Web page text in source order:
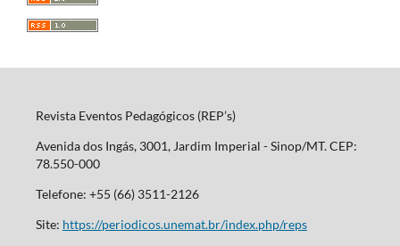
Revista Eventos Pedagógicos (REP’s)
Avenida dos Ingás, 3001, Jardim Imperial - Sinop/MT. CEP:
78.550-000
Telefone: +55 (66) 3511-2126
Site: https://periodicos.unemat.br/index.php/reps